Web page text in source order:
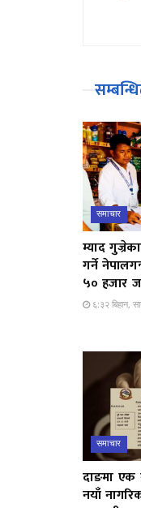
समाचार
म्याद
गर्ने
५० हजार
६:३२ बिहान,
समाचार
दाङमा एक
नयाँ